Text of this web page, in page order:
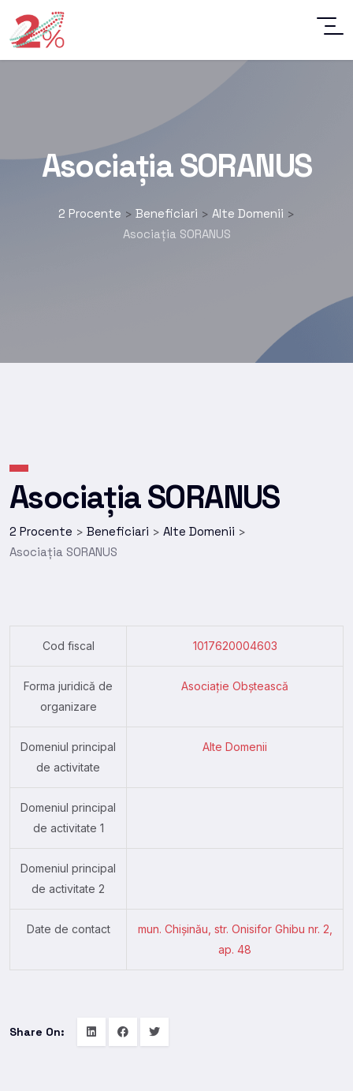
Asociația SORANUS
2 Procente > Beneficiari > Alte Domenii >
Asociația SORANUS
Asociația SORANUS
2 Procente > Beneficiari > Alte Domenii >
Asociația SORANUS
Cod fiscal 1017620004603
Forma juridică de
organizare
Asociație Obștească
Domeniul principal
de activitate
Alte Domenii
Domeniul principal
de activitate 1
Domeniul principal
de activitate 2
Date de contact
mun. Chișinău, str. Onisifor Ghibu nr. 2,
ap. 48
Share On: